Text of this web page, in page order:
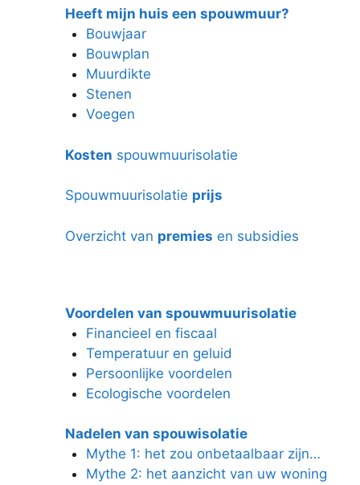
Heeft mijn huis een spouwmuur?
Bouwjaar
Bouwplan
Muurdikte
Stenen
Voegen
Kosten spouwmuurisolatie
Spouwmuurisolatie prijs
Overzicht van premies en subsidies
Voordelen van spouwmuurisolatie
Financieel en fiscaal
Temperatuur en geluid
Persoonlijke voordelen
Ecologische voordelen
Nadelen van spouwisolatie
Mythe 1: het zou onbetaalbaar zijn…
Mythe 2: het aanzicht van uw woning